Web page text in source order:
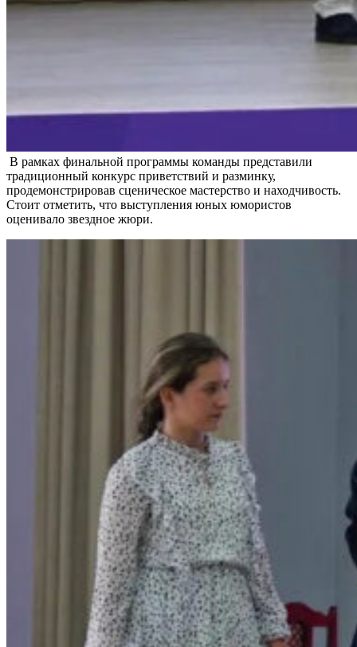
В рамках финальной программы команды представили
традиционный конкурс приветствий и разминку,
продемонстрировав сценическое мастерство и находчивость.
Стоит отметить, что выступления юных юмористов
оценивало звездное жюри.